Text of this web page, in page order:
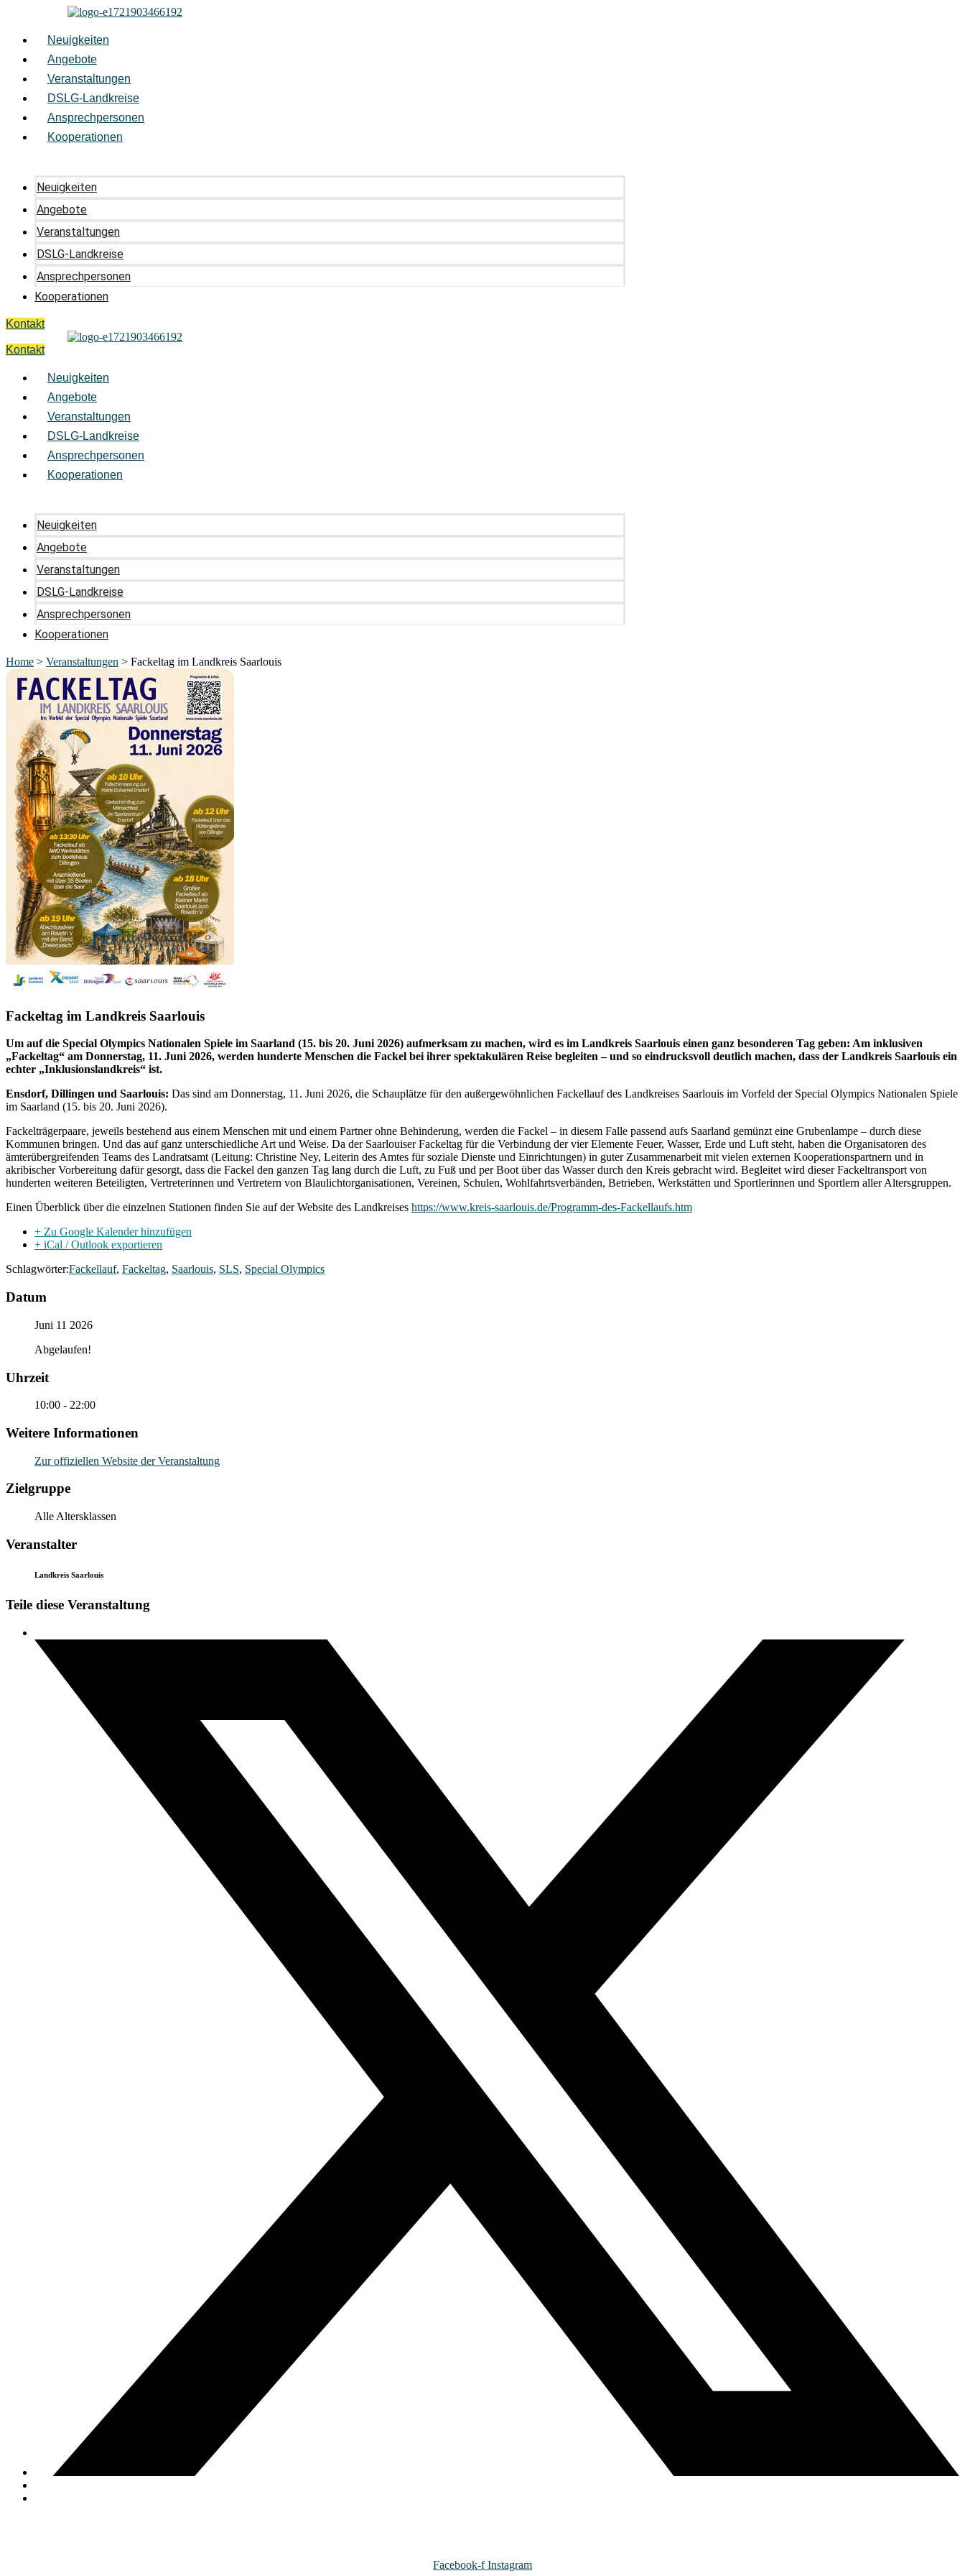
springen
Neuigkeiten
Angebote
Veranstaltungen
DSLG-Landkreise
Ansprechpersonen
Kooperationen
Neuigkeiten
Angebote
Veranstaltungen
DSLG-Landkreise
Ansprechpersonen
Kooperationen
Kontakt
Kontakt
Neuigkeiten
Angebote
Veranstaltungen
DSLG-Landkreise
Ansprechpersonen
Kooperationen
Neuigkeiten
Angebote
Veranstaltungen
DSLG-Landkreise
Ansprechpersonen
Kooperationen
Home > Veranstaltungen > Fackeltag im Landkreis Saarlouis
Fackeltag im Landkreis Saarlouis
Um auf die Special Olympics Nationalen Spiele im Saarland (15. bis 20. Juni 2026) aufmerksam zu machen, wird es im Landkreis Saarlouis einen ganz besonderen Tag geben: Am inklusiven
„Fackeltag“ am Donnerstag, 11. Juni 2026, werden hunderte Menschen die Fackel bei ihrer spektakulären Reise begleiten – und so eindrucksvoll deutlich machen, dass der Landkreis Saarlouis ein
echter „Inklusionslandkreis“ ist.
Ensdorf, Dillingen und Saarlouis: Das sind am Donnerstag, 11. Juni 2026, die Schauplätze für den außergewöhnlichen Fackellauf des Landkreises Saarlouis im Vorfeld der Special Olympics Nationalen Spiele
im Saarland (15. bis 20. Juni 2026).
Fackelträgerpaare, jeweils bestehend aus einem Menschen mit und einem Partner ohne Behinderung, werden die Fackel – in diesem Falle passend aufs Saarland gemünzt eine Grubenlampe – durch diese
Kommunen bringen. Und das auf ganz unterschiedliche Art und Weise. Da der Saarlouiser Fackeltag für die Verbindung der vier Elemente Feuer, Wasser, Erde und Luft steht, haben die Organisatoren des
ämterübergreifenden Teams des Landratsamt (Leitung: Christine Ney, Leiterin des Amtes für soziale Dienste und Einrichtungen) in guter Zusammenarbeit mit vielen externen Kooperationspartnern und in
akribischer Vorbereitung dafür gesorgt, dass die Fackel den ganzen Tag lang durch die Luft, zu Fuß und per Boot über das Wasser durch den Kreis gebracht wird. Begleitet wird dieser Fackeltransport von
hunderten weiteren Beteiligten, Vertreterinnen und Vertretern von Blaulichtorganisationen, Vereinen, Schulen, Wohlfahrtsverbänden, Betrieben, Werkstätten und Sportlerinnen und Sportlern aller Altersgruppen.
Einen Überblick über die einzelnen Stationen finden Sie auf der Website des Landkreises https://www.kreis-saarlouis.de/Programm-des-Fackellaufs.htm
+ Zu Google Kalender hinzufügen
+ iCal / Outlook exportieren
Schlagwörter:Fackellauf, Fackeltag, Saarlouis, SLS, Special Olympics
Datum
Juni 11 2026
Abgelaufen!
Uhrzeit
10:00 - 22:00
Weitere Informationen
Zur offiziellen Website der Veranstaltung
Zielgruppe
Alle Altersklassen
Veranstalter
Landkreis Saarlouis
Teile diese Veranstaltung
Facebook-f Instagram